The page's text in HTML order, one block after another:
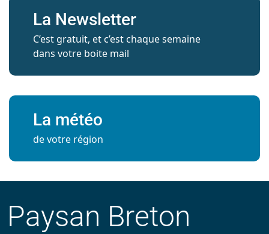
La Newsletter
C’est gratuit, et c’est chaque semaine
dans votre boite mail
La météo
de votre région
Paysan Breton